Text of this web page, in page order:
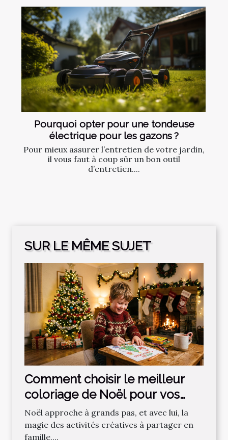
Pourquoi opter pour une tondeuse
électrique pour les gazons ?
Pour mieux assurer l’entretien de votre jardin,
il vous faut à coup sûr un bon outil
d’entretien....
SUR LE MÊME SUJET
Comment choisir le meilleur
coloriage de Noël pour vos
enfants ?
Noël approche à grands pas, et avec lui, la
magie des activités créatives à partager en
famille....